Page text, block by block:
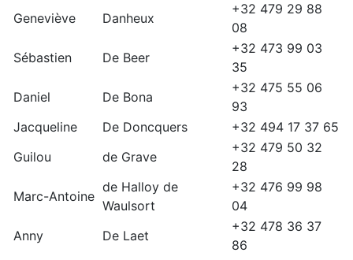
Geneviève
Danheux
+32 479 29 88
08
Sébastien
De Beer
+32 473 99 03
35
Daniel
De Bona
+32 475 55 06
93
Jacqueline
De Doncquers
+32 494 17 37 65
Guilou
de Grave
+32 479 50 32
28
Marc-Antoine
de Halloy de
Waulsort
+32 476 99 98
04
Anny
De Laet
+32 478 36 37
86